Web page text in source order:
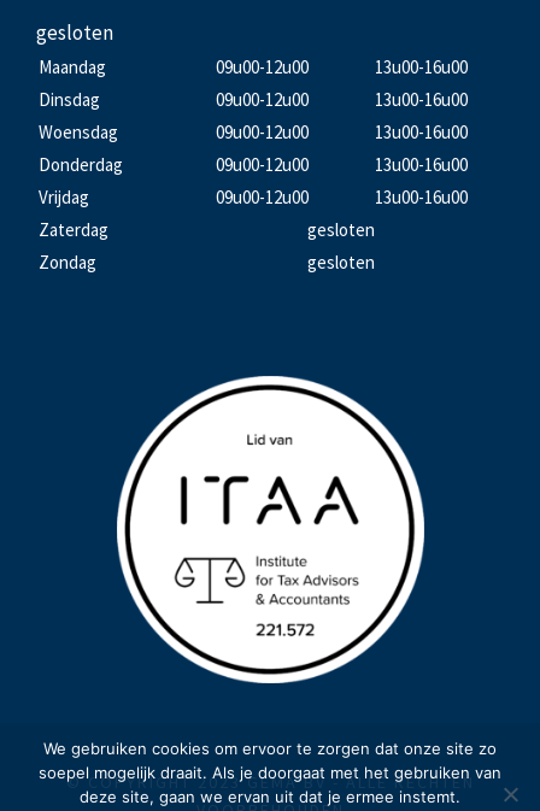
gesloten
Maandag 09u00-12u00
13u00-16u00
Dinsdag
09u00-12u00
13u00-16u00
Woensdag
09u00-12u00
13u00-16u00
Donderdag
09u00-12u00
13u00-16u00
Vrijdag
09u00-12u00
13u00-16u00
Zaterdag
gesloten
Zondag
gesloten
© COPYRIGHT 2023 GEMA BV - ALLE RECHTEN
We gebruiken cookies om ervoor te zorgen dat onze site zo
soepel mogelijk draait. Als je doorgaat met het gebruiken van
deze site, gaan we ervan uit dat je ermee instemt.